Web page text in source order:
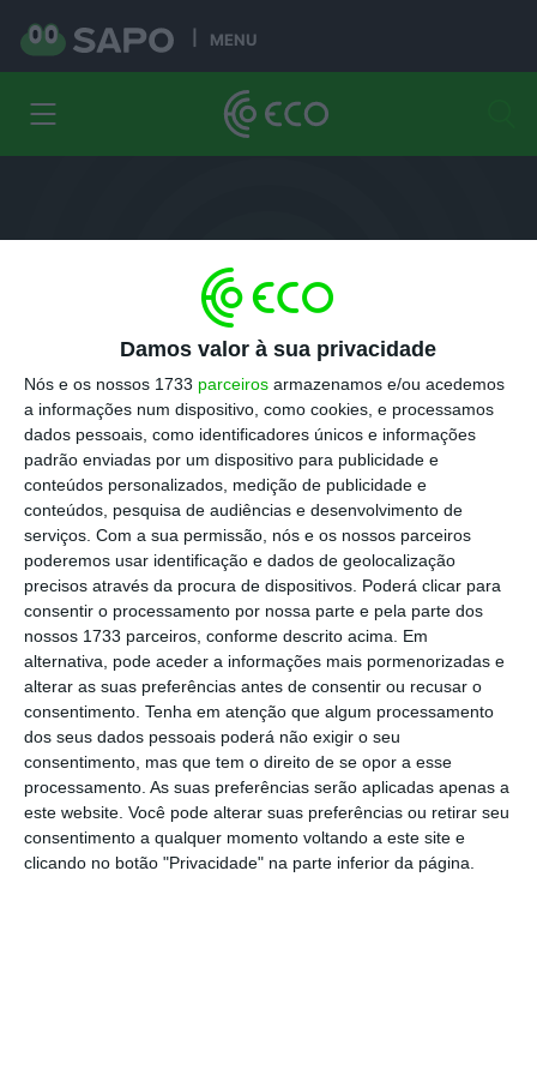
Damos valor à sua privacidade
Nós e os nossos 1733 parceiros armazenamos e/ou acedemos
a informações num dispositivo, como cookies, e processamos
dados pessoais, como identificadores únicos e informações
padrão enviadas por um dispositivo para publicidade e
conteúdos personalizados, medição de publicidade e
conteúdos, pesquisa de audiências e desenvolvimento de
serviços. Com a sua permissão, nós e os nossos parceiros
poderemos usar identificação e dados de geolocalização
precisos através da procura de dispositivos. Poderá clicar para
consentir o processamento por nossa parte e pela parte dos
nossos 1733 parceiros, conforme descrito acima. Em
alternativa, pode aceder a informações mais pormenorizadas e
alterar as suas preferências antes de consentir ou recusar o
consentimento. Tenha em atenção que algum processamento
dos seus dados pessoais poderá não exigir o seu
consentimento, mas que tem o direito de se opor a esse
processamento. As suas preferências serão aplicadas apenas a
este website. Você pode alterar suas preferências ou retirar seu
consentimento a qualquer momento voltando a este site e
clicando no botão "Privacidade" na parte inferior da página.
MENU
Pedro Reis
Ministro da Economia
Newsletters